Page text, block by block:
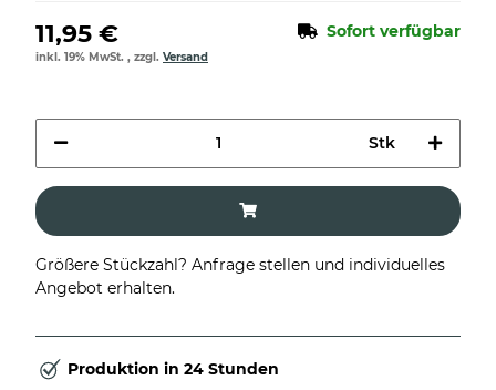
11,95 € Sofort verfügbar
inkl. 19% MwSt. , zzgl. Versand
Stk
Größere Stückzahl? Anfrage stellen und individuelles
Angebot erhalten.
Produktion in 24 Stunden